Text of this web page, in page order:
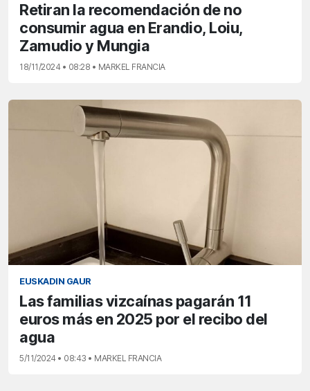
Retiran la recomendación de no
consumir agua en Erandio, Loiu,
Zamudio y Mungia
18/11/2024 • 08:28 • MARKEL FRANCIA
EUSKADIN GAUR
Las familias vizcaínas pagarán 11
euros más en 2025 por el recibo del
agua
5/11/2024 • 08:43 • MARKEL FRANCIA